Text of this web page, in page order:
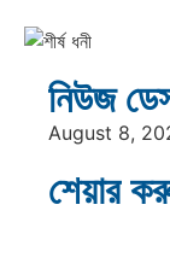
ব্রাজিল ও
কালো
তিন…
সাংবাদিক ও
নিউজ
August 8,
শেয়ার